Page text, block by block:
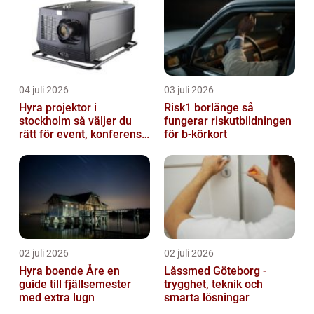
04 juli 2026
Hyra projektor i
stockholm så väljer du
rätt för event, konferens
03 juli 2026
Risk1 borlänge så
fungerar riskutbildningen
för b-körkort
02 juli 2026
Hyra boende Åre en
guide till fjällsemester
med extra lugn
02 juli 2026
Låssmed Göteborg -
trygghet, teknik och
smarta lösningar